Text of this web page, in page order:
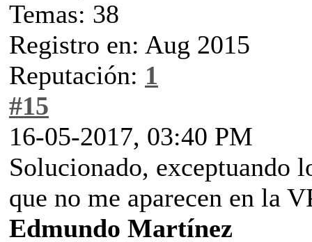
Temas: 38
Registro en: Aug 2015
Reputación: 1
#15
16-05-2017, 03:40 PM
Solucionado, exceptuando
que no me aparecen en la
Edmundo Martínez